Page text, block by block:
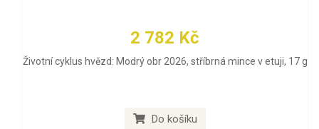
2 782 Kč
Životní cyklus hvězd: Modrý obr 2026, stříbrná mince v etuji, 17 g
Do košíku